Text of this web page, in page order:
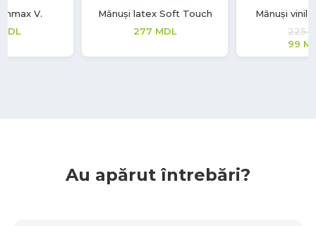
Mănuși vinil Soft Touch
Mănuși vinil Soft Touch
Au apărut întrebări?